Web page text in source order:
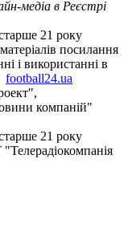
медіа в Реєстрі
21 року
посилання
і використанні в
football24.ua
компаній"
21 року